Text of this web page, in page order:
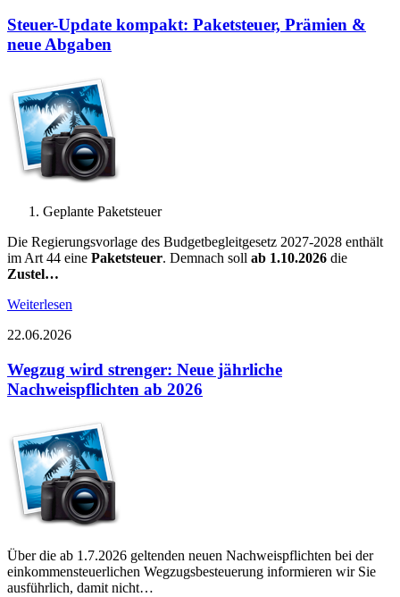
Steuer-Update kompakt: Paketsteuer, Prämien &
neue Abgaben
Geplante Paketsteuer
Die Regierungsvorlage des Budgetbegleitgesetz 2027-2028 enthält
im Art 44 eine Paketsteuer. Demnach soll ab 1.10.2026 die
Zustel…
Weiterlesen
22.06.2026
Wegzug wird strenger: Neue jährliche
Nachweispflichten ab 2026
Über die ab 1.7.2026 geltenden neuen Nachweispflichten bei der
einkommensteuerlichen Wegzugsbesteuerung informieren wir Sie
ausführlich, damit nicht…